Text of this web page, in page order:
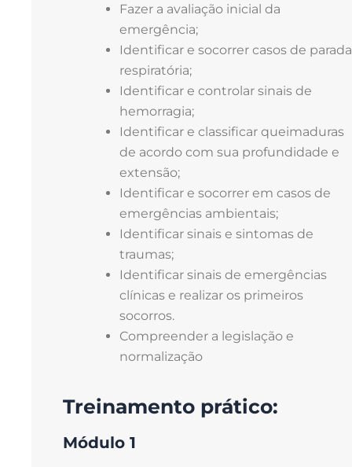
Fazer a avaliação inicial da
emergência;
Identificar e socorrer casos de parada
respiratória;
Identificar e controlar sinais de
hemorragia;
Identificar e classificar queimaduras
de acordo com sua profundidade e
extensão;
Identificar e socorrer em casos de
emergências ambientais;
Identificar sinais e sintomas de
traumas;
Identificar sinais de emergências
clínicas e realizar os primeiros
socorros.
Compreender a legislação e
normalização
Treinamento prático:
Módulo 1